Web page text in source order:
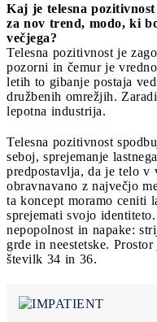
Kaj je telesna
za nov trend, modo, ki
večjega?
Telesna pozitivnost je
pozorni in čemur je
letih to gibanje postaja
družbenih omrežjih.
lepotna industrija.
Telesna pozitivnost
seboj, sprejemanje
predpostavlja, da je telo
obravnavano z največjo
ta koncept moramo ceniti
sprejemati svojo
nepopolnost in napake:
grde in neestetske.
številk 34 in 36.